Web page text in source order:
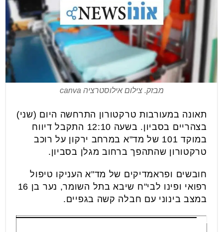
מבזק. צילום אילוסטרציה canva
תאונה במעורבות טרקטורון התרחשה היום (שני)
בצהריים בסביון. בשעה 12:10 התקבל דיווח
במוקד 101 של מד"א במרחב ירקון על רוכב
טרקטורון שהתהפך ברחוב מגלן בסביון.
חובשים ופראמדיקים של מד"א העניקו טיפול
רפואי ופינו לבי"ח שיבא בתל השומר, נער בן 16
במצב בינוני עם חבלה קשה בגפיים.